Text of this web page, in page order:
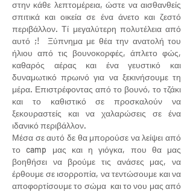
στην κάθε λεπτομέρεια, ώστε να αισθανθείς
σπιτικά και οικεία σε ένα άνετο και ζεστό
περιβάλλον. Τί μεγαλύτερη πολυτέλεια από
αυτό ;! Ξύπνημα με θέα την ανατολή του
ήλιου από τις βουνοκορφές, άπλετο φώς,
καθαρός αέρας και ένα γευστικό και
δυναμωτικό πρωινό για να ξεκινήσουμε τη
μέρα. Επιστρέφοντας από το βουνό, το τζάκι
και το καθιστικό σε προσκαλούν να
ξεκουραστείς και να χαλαρώσεις σε ένα
ιδανικό περιβάλλον.
Μέσα σε αυτό δε θα μπορούσε να λείψει από
το camp μας και η γιόγκα, που θα μας
βοηθήσει να βρούμε τις ανάσες μας, να
έρθουμε σε ισορροπία, να τεντώσουμε και να
αποφορτίσουμε το σώμα και το νου μας από